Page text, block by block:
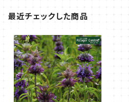
最近チェックした商品